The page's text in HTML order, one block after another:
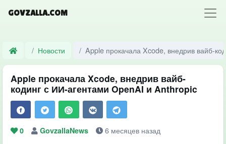
GOVZALLA.COM
Новости Apple прокачала Xcode, внедрив вайб-
Apple прокачала Xcode, внедрив вайб-
кодинг с ИИ-агентами OpenAI и Anthropic
0 GovzallaNews 6 месяцев назад